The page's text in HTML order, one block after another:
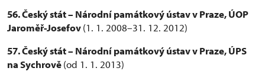
56. Český stát – Národní památkový ústav v Praze, ÚOP
Jaroměř-Josefov(1. 1. 2008–31. 12. 2012)
57. Český stát – Národní památkový ústav v Praze, ÚPS
na Sychrově(od 1. 1. 2013)